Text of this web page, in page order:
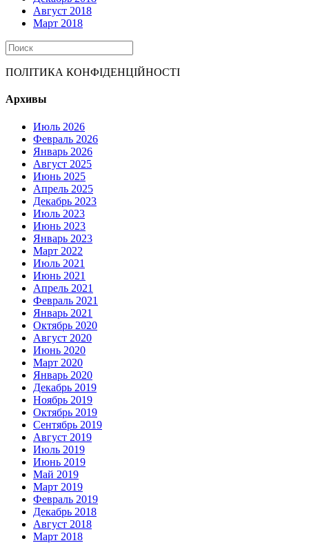
Август 2018
Март 2018
ПОЛІТИКА КОНФІДЕНЦІЙНОСТІ
Архивы
Июль 2026
Февраль 2026
Январь 2026
Август 2025
Июнь 2025
Апрель 2025
Декабрь 2023
Июль 2023
Июнь 2023
Январь 2023
Март 2022
Июль 2021
Июнь 2021
Апрель 2021
Февраль 2021
Январь 2021
Октябрь 2020
Август 2020
Июнь 2020
Март 2020
Январь 2020
Декабрь 2019
Ноябрь 2019
Октябрь 2019
Сентябрь 2019
Август 2019
Июль 2019
Июнь 2019
Май 2019
Март 2019
Февраль 2019
Декабрь 2018
Август 2018
Март 2018